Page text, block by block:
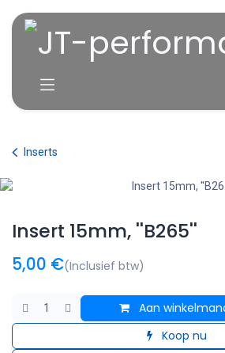
Inserts
Insert 15mm, ''B265''
5,00 €(Inclusief btw)
Aan
Koop nu